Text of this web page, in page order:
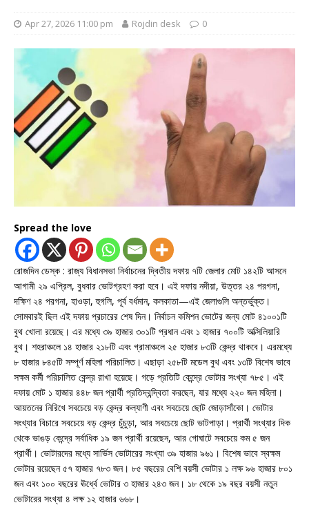
Apr 27, 2026 11:00 pm Rojdin desk 0
Spread the love
রোজদিন ডেস্ক : রাজ্য বিধানসভা নির্বাচনের দ্বিতীয় দফায় ৭টি জেলার মোট ১৪২টি আসনে
আগামী ২৯ এপ্রিল, বুধবার ভোটগ্রহণ করা হবে। এই দফায় নদীয়া, উত্তর ২৪ পরগনা,
দক্ষিণ ২৪ পরগনা, হাওড়া, হুগলি, পূর্ব বর্ধমান, কলকাতা—এই জেলাগুলি অন্তর্ভুক্ত।
সোমবারই ছিল এই দফায় প্রচারের শেষ দিন। নির্বাচন কমিশন ভোটের জন্য মোট ৪১০০১টি
বুথ খোলা রয়েছে। এর মধ্যে ৩৯ হাজার ৩০১টি প্রধান এবং ১ হাজার ৭০০টি অক্সিলিয়ারি
বুথ। শহরাঞ্চলে ১৪ হাজার ২১৮টি এবং গ্রামাঞ্চলে ২৫ হাজার ৮৩টি কেন্দ্র থাকবে। এরমধ্যে
৮ হাজার ৮৪৫টি সম্পূর্ণ মহিলা পরিচালিত। এছাড়া ২৫৮টি মডেল বুথ এবং ১৩টি বিশেষ ভাবে
সক্ষম কর্মী পরিচালিত কেন্দ্র রাখা হয়েছে। গড়ে প্রতিটি কেন্দ্রে ভোটার সংখ্যা ৭৮৫। এই
দফায় মোট ১ হাজার ৪৪৮ জন প্রার্থী প্রতিদ্বন্দ্বিতা করছেন, যার মধ্যে ২২০ জন মহিলা।
আয়তনের নিরিখে সবচেয়ে বড় কেন্দ্র কল্যাণী এবং সবচেয়ে ছোট জোড়াসাঁকো। ভোটার
সংখ্যার বিচারে সবচেয়ে বড় কেন্দ্র চুঁচুড়া, আর সবচেয়ে ছোট ভাটপাড়া। প্রার্থী সংখ্যার দিক
থেকে ভাঙড় কেন্দ্রে সর্বাধিক ১৯ জন প্রার্থী রয়েছেন, আর গোঘাটে সবচেয়ে কম ৫ জন
প্রার্থী। ভোটারদের মধ্যে সার্ভিস ভোটারের সংখ্যা ৩৯ হাজার ৯৬১। বিশেষ ভাবে স্বক্ষম
ভোটার রয়েছেন ৫৭ হাজার ৭৮৩ জন। ৮৫ বছরের বেশি বয়সী ভোটার ১ লক্ষ ৯৬ হাজার ৮০১
জন এবং ১০০ বছরের ঊর্ধ্বে ভোটার ৩ হাজার ২৪৩ জন। ১৮ থেকে ১৯ বছর বয়সী নতুন
ভোটারের সংখ্যা ৪ লক্ষ ১২ হাজার ৬৬৮।